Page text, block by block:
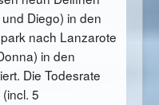
Diego) in den
nach Lanzarote
in den
Die Todesrate
5